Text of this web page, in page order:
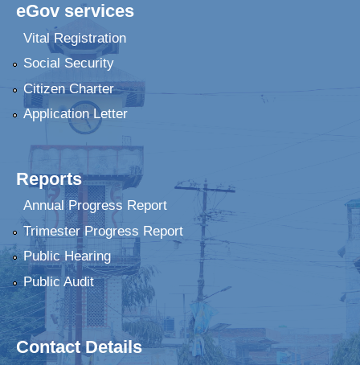
eGov services
Vital Registration
Social Security
Citizen Charter
Application Letter
Reports
Annual Progress Report
Trimester Progress Report
Public Hearing
Public Audit
Contact Details